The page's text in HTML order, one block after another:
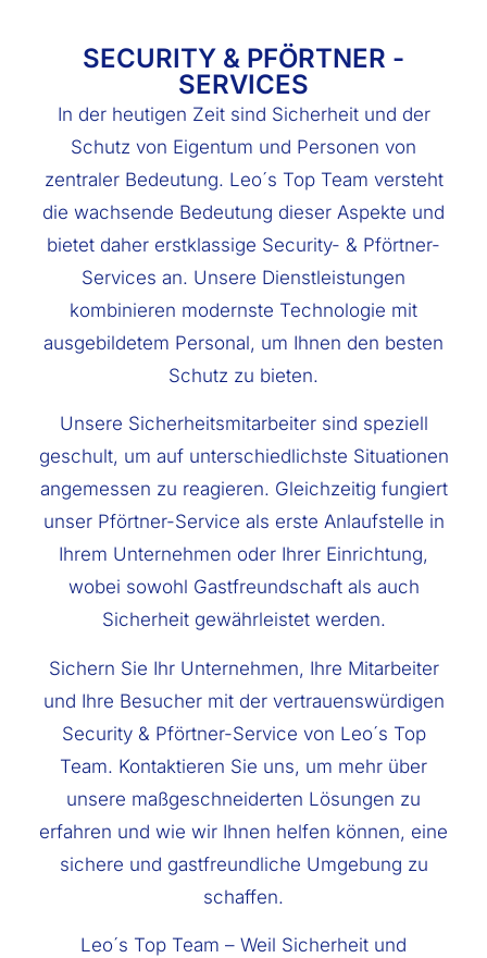
SECURITY & PFÖRTNER -
SERVICES
In der heutigen Zeit sind Sicherheit und der
Schutz von Eigentum und Personen von
zentraler Bedeutung. Leo´s Top Team versteht
die wachsende Bedeutung dieser Aspekte und
bietet daher erstklassige Security- & Pförtner-
Services an. Unsere Dienstleistungen
kombinieren modernste Technologie mit
ausgebildetem Personal, um Ihnen den besten
Schutz zu bieten.
Unsere Sicherheitsmitarbeiter sind speziell
geschult, um auf unterschiedlichste Situationen
angemessen zu reagieren. Gleichzeitig fungiert
unser Pförtner-Service als erste Anlaufstelle in
Ihrem Unternehmen oder Ihrer Einrichtung,
wobei sowohl Gastfreundschaft als auch
Sicherheit gewährleistet werden.
Sichern Sie Ihr Unternehmen, Ihre Mitarbeiter
und Ihre Besucher mit der vertrauenswürdigen
Security & Pförtner-Service von Leo´s Top
Team. Kontaktieren Sie uns, um mehr über
unsere maßgeschneiderten Lösungen zu
erfahren und wie wir Ihnen helfen können, eine
sichere und gastfreundliche Umgebung zu
schaffen.
Leo´s Top Team – Weil Sicherheit und